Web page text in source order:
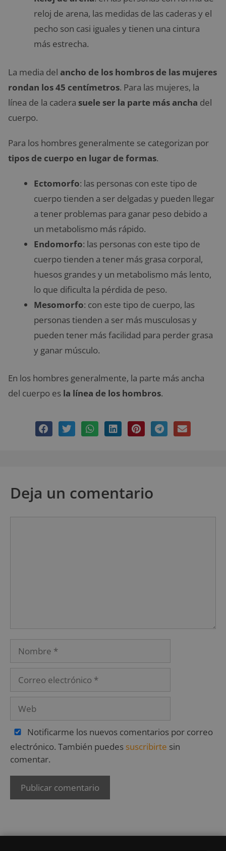
reloj de arena, las medidas de las caderas y el
pecho son casi iguales y tienen una cintura
más estrecha.
La media del ancho de los hombros de las mujeres
rondan los 45 centímetros. Para las mujeres, la
línea de la cadera suele ser la parte más ancha del
cuerpo.
Para los hombres generalmente se categorizan por
tipos de cuerpo en lugar de formas.
Ectomorfo: las personas con este tipo de
cuerpo tienden a ser delgadas y pueden llegar
a tener problemas para ganar peso debido a
un metabolismo más rápido.
Endomorfo: las personas con este tipo de
cuerpo tienden a tener más grasa corporal,
huesos grandes y un metabolismo más lento,
lo que dificulta la pérdida de peso.
Mesomorfo: con este tipo de cuerpo, las
personas tienden a ser más musculosas y
pueden tener más facilidad para perder grasa
y ganar músculo.
En los hombres generalmente, la parte más ancha
del cuerpo es la línea de los hombros.
Deja un comentario
Notificarme los nuevos comentarios por correo
electrónico. También puedes suscribirte sin
comentar.